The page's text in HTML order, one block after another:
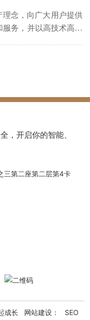
理念，向广大用户提供
务，并以高技术高品
，开启你的智能、
三第二座第二层第4卡
成长 网站建设： SEO